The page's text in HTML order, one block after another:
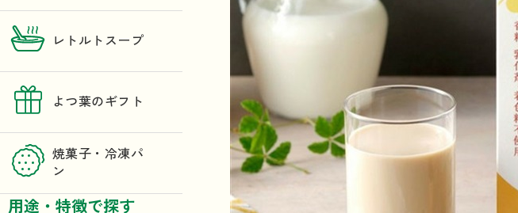
レトルトスープ
よつ葉のギフト
焼菓子・冷凍パ
ン
用途・特徴で探す